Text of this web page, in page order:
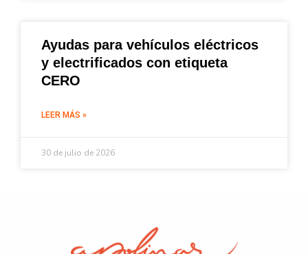
Ayudas para vehículos eléctricos
y electrificados con etiqueta
CERO
LEER MÁS »
30 de julio de 2026